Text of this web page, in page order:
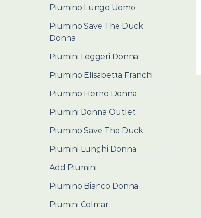
Piumino Lungo Uomo
Piumino Save The Duck
Donna
Piumini Leggeri Donna
Piumino Elisabetta Franchi
Piumino Herno Donna
Piumini Donna Outlet
Piumino Save The Duck
Piumini Lunghi Donna
Add Piumini
Piumino Bianco Donna
Piumini Colmar